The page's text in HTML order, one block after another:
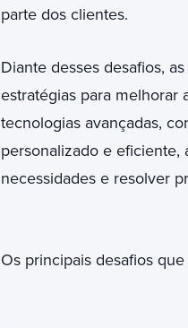
parte dos clientes.
Diante desses desafios,
estratégias para melhorar
tecnologias avançadas,
personalizado e eficiente,
necessidades e resolver
Os principais desafios